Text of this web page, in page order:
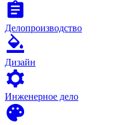
Делопроизводство
Дизайн
Инженерное дело